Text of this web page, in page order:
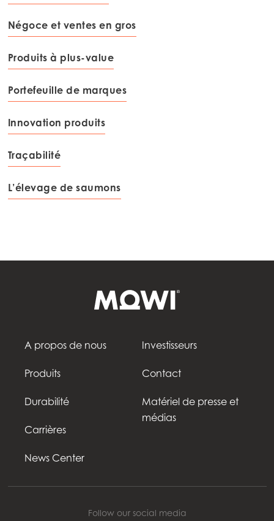
Négoce et ventes en gros
Produits à plus-value
Portefeuille de marques
Innovation produits
Traçabilité
L’élevage de saumons
A propos de nous
Produits
Durabilité
Carrières
News Center
Investisseurs
Contact
Matériel de presse et
médias
Follow our social media